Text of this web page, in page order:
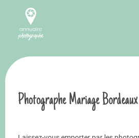
Photographe Mariage Bordeaux